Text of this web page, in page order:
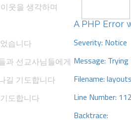
A PHP Error
Severity: Notice
Message:
Filename:
Line Number: 112
Backtrace:
웃을 생각하며
습니다
과 선교사님들에게
길 기도합니다
도합니다